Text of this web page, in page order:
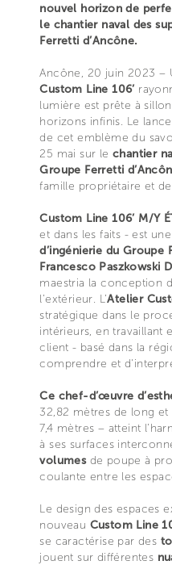
nouvel horizon de
le chantier naval des
Ferretti d’Ancône.
Ancône, 20 juin 2023 –
Custom Line 106’
lumière est prête à
horizons infinis. Le
de cet emblème du
25 mai sur le chantier
Groupe Ferretti
famille propriétaire et
Custom Line 106’ M/Y
et dans les faits - est
d’ingénierie du Groupe
Francesco Paszkowski
maestria la conception
l’extérieur. L’Atelier
stratégique dans le
intérieurs, en travaillant
client - basé dans la
comprendre et
Ce chef-d’œuvre
32,82 mètres de long
7,4 mètres – atteint
à ses surfaces
volumes de poupe à
coulante entre les
Le design des espaces
nouveau Custom Line
se caractérise par des
jouent sur différentes